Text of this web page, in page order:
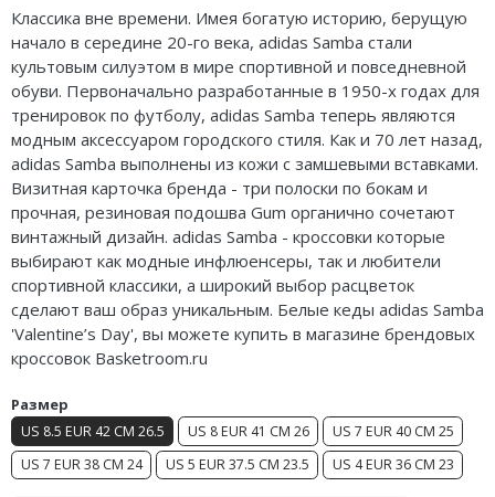
Классика вне времени. Имея богатую историю, берущую
начало в середине 20-го века, adidas Samba стали
культовым силуэтом в мире спортивной и повседневной
обуви. Первоначально разработанные в 1950-х годах для
тренировок по футболу, adidas Samba теперь являются
модным аксессуаром городского стиля. Как и 70 лет назад,
adidas Samba выполнены из кожи с замшевыми вставками.
Визитная карточка бренда - три полоски по бокам и
прочная, резиновая подошва Gum органично сочетают
винтажный дизайн. adidas Samba - кроссовки которые
выбирают как модные инфлюенсеры, так и любители
спортивной классики, а широкий выбор расцветок
сделают ваш образ уникальным. Белые кеды adidas Samba
'Valentine’s Day', вы можете купить в магазине брендовых
кроссовок Basketroom.ru
Размер
US 8.5 EUR 42 CM 26.5 US 8 EUR 41 CM 26
US 7 EUR 40 CM 25
US 7 EUR 38 CM 24
US 5 EUR 37.5 CM 23.5 US 4 EUR 36 CM 23
Air Jordan 38
Air Jordan 37
Air Jordan 36
Air Jordan 1
Air Jordan 3
Air Jordan 4
Air Jordan 5
Air Jordan 6
Air Jordan 10
Air Jordan 11
Nike Initiator
Nike Pegasus
Nike Precision
Nike Hyperdunk
Nike Hyperset
Nike Cosmic Unity
Nike Air Deldon
Nike Sabrina
Nike ST
Nike GT
adidas adiFOM
adidas Adizero
adidas Harden
adidas Dame
adidas AE
Adidas Yeezy Boost 350 V2
Travis Scott
Converse
Old Order
LACOSTE
The North Face